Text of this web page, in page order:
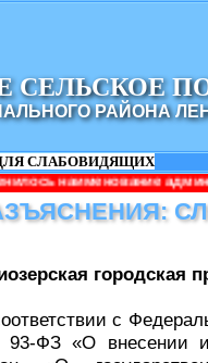
СЕЛЬСКОЕ
РАЙОНА
СЛАБОВИДЯЩИХ
администрации:
городская
с
ФЗ «О внесении